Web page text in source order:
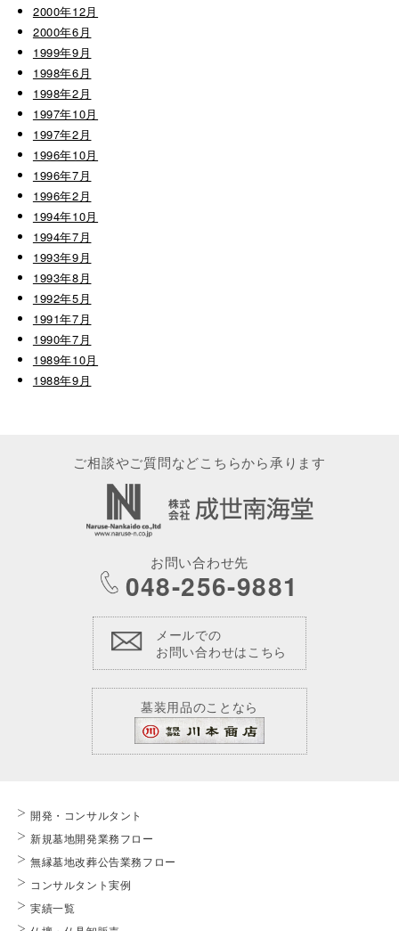
2000年12月
2000年6月
1999年9月
1998年6月
1998年2月
1997年10月
1997年2月
1996年10月
1996年7月
1996年2月
1994年10月
1994年7月
1993年9月
1993年8月
1992年5月
1991年7月
1990年7月
1989年10月
1988年9月
ご相談やご質問などこちらから承ります
お問い合わせ先
048-256-9881
メールでの
お問い合わせはこちら
墓装用品のことなら
開発・コンサルタント
新規墓地開発業務フロー
無縁墓地改葬公告業務フロー
コンサルタント実例
実績一覧